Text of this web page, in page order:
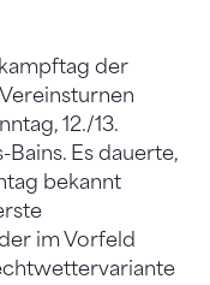
der
12./13.
Es dauerte,
bekannt
im Vorfeld